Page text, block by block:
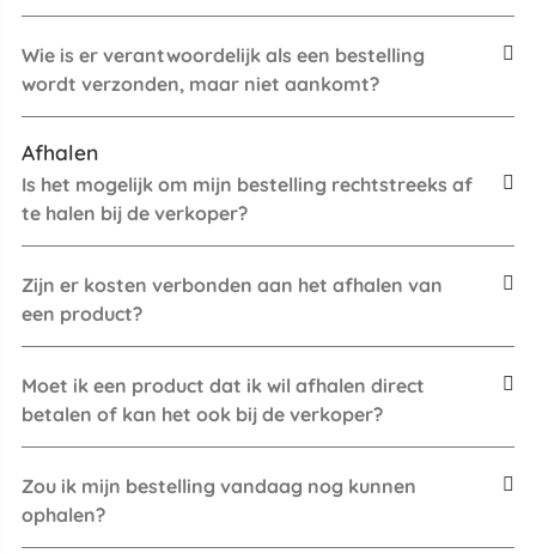
Wie is er verantwoordelijk als een bestelling
wordt verzonden, maar niet aankomt?
Afhalen
Is het mogelijk om mijn bestelling rechtstreeks af
te halen bij de verkoper?
Zijn er kosten verbonden aan het afhalen van
een product?
Moet ik een product dat ik wil afhalen direct
betalen of kan het ook bij de verkoper?
Zou ik mijn bestelling vandaag nog kunnen
ophalen?